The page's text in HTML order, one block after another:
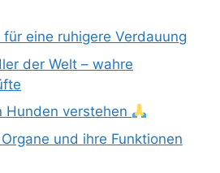
für eine ruhigere Verdauung
der Welt – wahre
Hunden verstehen
und ihre Funktionen